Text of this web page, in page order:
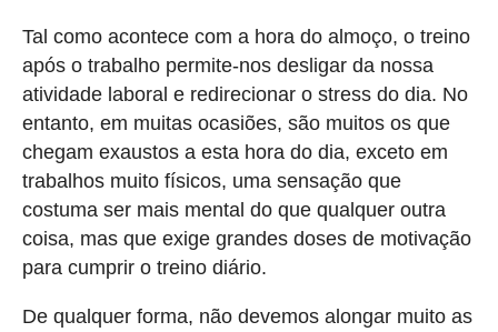
Tal como acontece com a hora do almoço, o treino
após o trabalho permite-nos desligar da nossa
atividade laboral e redirecionar o stress do dia. No
entanto, em muitas ocasiões, são muitos os que
chegam exaustos a esta hora do dia, exceto em
trabalhos muito físicos, uma sensação que
costuma ser mais mental do que qualquer outra
coisa, mas que exige grandes doses de motivação
para cumprir o treino diário.
De qualquer forma, não devemos alongar muito as